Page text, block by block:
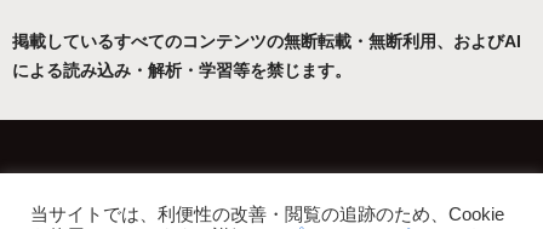
掲載しているすべてのコンテンツの無断転載・無断利用、およびAI
による読み込み・解析・学習等を禁じます。
プライバシーポリシー・免責事項
当サイトでは、利便性の改善・閲覧の追跡のため、Cookie